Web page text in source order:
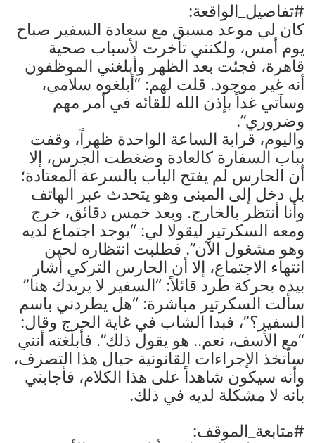
#تفاصيل_الواقعة:
كان لي موعد مسبق مع سعادة السفير صباح
يوم أمس، ولكنني تأخرت لأسباب صحية
قاهرة، فجئت بعد الظهر وأبلغني الموظفون
أنه غير موجود. قلت لهم: “أبلغوه سلامي،
وسآتي غداً بإذن الله للقائه في أمر مهم
وضروري”.
واليوم، قرابة الساعة الواحدة ظهراً، وقفت
بباب السفارة كالعادة وضغطت الجرس، إلا
أن الحارس لم يفتح الباب بالسرعة المعتادة؛
بل دخل إلى المبنى وهو يتحدث عبر الهاتف
وأنا أنتظر بالخارج. وبعد خمس دقائق، خرج
ومعه السكرتير ليقولا لي: “يوجد اجتماع لديه
وهو مشغول الآن”. فطلبت انتظاره لحين
انتهاء الاجتماع، إلا أن الحارس التركي أشار
بيده بحركة طرد قائلاً: “السفير لا يريدك هنا”
سألت السكرتير مباشرة: “هل يطردني باسم
السفير؟”، فبدا الشاب في غاية الحرج وقال:
“مع الأسف، نعم.. هو يقول ذلك”. فأبلغته أنني
سأتخذ الإجراءات القانونية حيال هذا التصرف،
وأنه سيكون شاهداً على هذا الكلام، فأجابني
بأنه لا مشكلة لديه في ذلك.
#متابعة_الموقف: